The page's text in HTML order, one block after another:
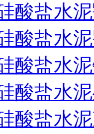
酸盐水
酸盐水
酸盐水
酸盐水
酸盐水